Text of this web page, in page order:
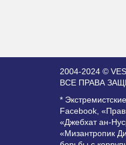
2004-2024 ©
ВСЕ ПРАВА
*
Facebook,
«Джебхат ан-
«Мизантропик